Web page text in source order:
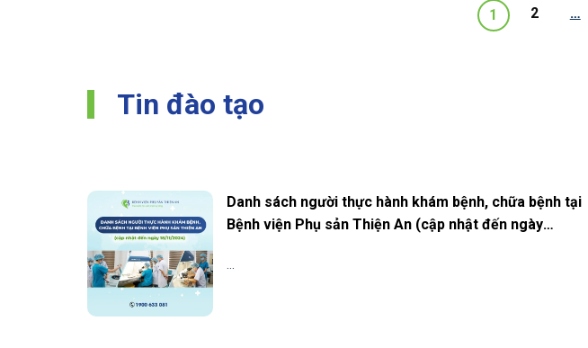
1 2 …
Tin đào tạo
Danh sách người thực hành khám bệnh, chữa bệnh tại
Bệnh viện Phụ sản Thiện An (cập nhật đến ngày
...